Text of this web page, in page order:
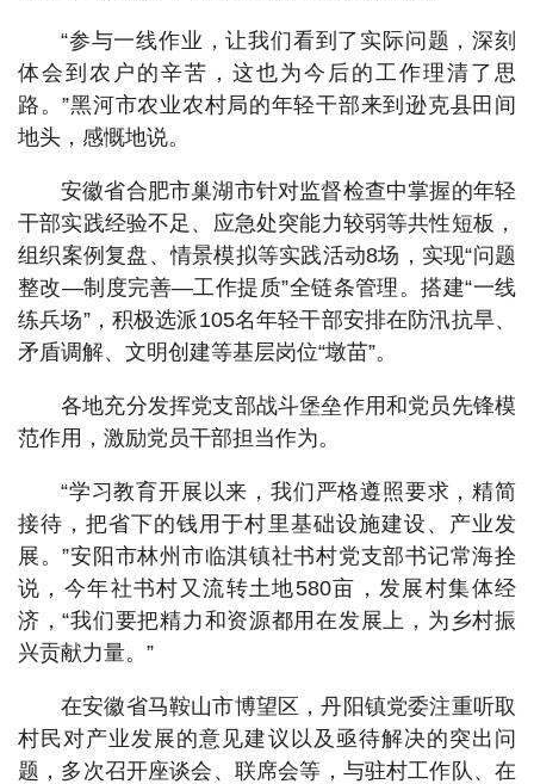
“参与一线作业，让我们看到了实际问题，深刻
体会到农户的辛苦，这也为今后的工作理清了思
路。”黑河市农业农村局的年轻干部来到逊克县田间
地头，感慨地说。
安徽省合肥市巢湖市针对监督检查中掌握的年轻
干部实践经验不足、应急处突能力较弱等共性短板，
组织案例复盘、情景模拟等实践活动8场，实现“问题
整改—制度完善—工作提质”全链条管理。搭建“一线
练兵场”，积极选派105名年轻干部安排在防汛抗旱、
矛盾调解、文明创建等基层岗位“墩苗”。
各地充分发挥党支部战斗堡垒作用和党员先锋模
范作用，激励党员干部担当作为。
“学习教育开展以来，我们严格遵照要求，精简
接待，把省下的钱用于村里基础设施建设、产业发
展。”安阳市林州市临淇镇社书村党支部书记常海拴
说，今年社书村又流转土地580亩，发展村集体经
济，“我们要把精力和资源都用在发展上，为乡村振
兴贡献力量。”
在安徽省马鞍山市博望区，丹阳镇党委注重听取
村民对产业发展的意见建议以及亟待解决的突出问
题，多次召开座谈会、联席会等，与驻村工作队、在